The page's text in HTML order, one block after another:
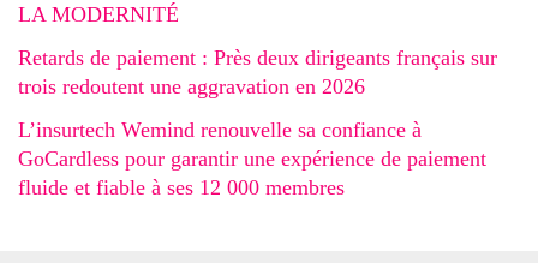
LA MODERNITÉ
Retards de paiement : Près deux dirigeants français sur
trois redoutent une aggravation en 2026
L’insurtech Wemind renouvelle sa confiance à
GoCardless pour garantir une expérience de paiement
fluide et fiable à ses 12 000 membres